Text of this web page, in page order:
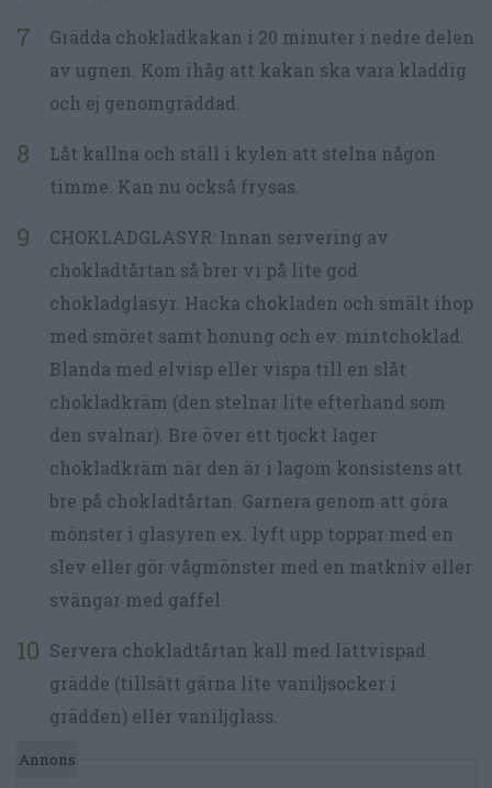
Grädda chokladkakan i 20 minuter i nedre delen
av ugnen. Kom ihåg att kakan ska vara kladdig
och ej genomgräddad.
Låt kallna och ställ i kylen att stelna någon
timme. Kan nu också frysas.
CHOKLADGLASYR: Innan servering av
chokladtårtan så brer vi på lite god
chokladglasyr. Hacka chokladen och smält ihop
med smöret samt honung och ev. mintchoklad.
Blanda med elvisp eller vispa till en slåt
chokladkräm (den stelnar lite efterhand som
den svalnar). Bre över ett tjockt lager
chokladkräm när den är i lagom konsistens att
bre på chokladtårtan. Garnera genom att göra
mönster i glasyren ex. lyft upp toppar med en
slev eller gör vågmönster med en matkniv eller
svängar med gaffel.
Servera chokladtårtan kall med lättvispad
grädde (tillsätt gärna lite vaniljsocker i
grädden) eller vaniljglass.